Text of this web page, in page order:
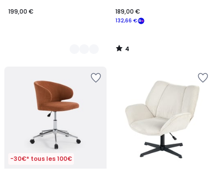
199,00 €
132,66 €
189,00 €
4
/
-30€* tous les 100€